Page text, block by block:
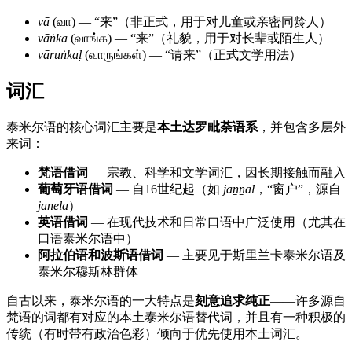
vā (வா) — “来”（非正式，用于对儿童或亲密同龄人）
vāṅka (வாங்க) — “来”（礼貌，用于对长辈或陌生人）
vāruṅkaḷ (வாருங்கள்) — “请来”（正式文学用法）
词汇
泰米尔语的核心词汇主要是本土达罗毗荼语系 ，并包含多层外
来词：
梵语借词 — 宗教、科学和文学词汇，因长期接触而融入
葡萄牙语借词 — 自16世纪起（如 jaṉṉal ，“窗户”，源自
janela）
英语借词 — 在现代技术和日常口语中广泛使用（尤其在
口语泰米尔语中）
阿拉伯语和波斯语借词 — 主要见于斯里兰卡泰米尔语及
泰米尔穆斯林群体
自古以来，泰米尔语的一大特点是刻意追求纯正——许多源自
梵语的词都有对应的本土泰米尔语替代词，并且有一种积极的
传统（有时带有政治色彩）倾向于优先使用本土词汇。